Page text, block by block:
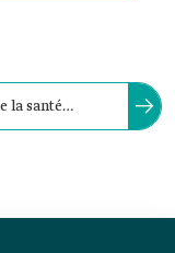
la santé